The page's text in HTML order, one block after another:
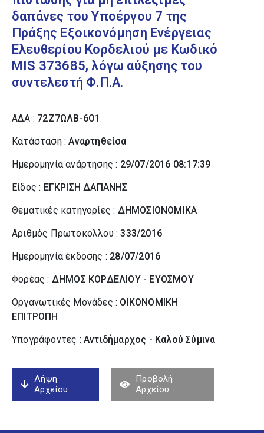
δαπάνες του Υποέργου 7 της
Πράξης Εξοικονόμηση Ενέργειας
Ελευθερίου Κορδελιού με Κωδικό
MIS 373685, λόγω αύξησης του
συντελεστή Φ.Π.Α.
ΑΔΑ : 72Ζ7ΩΛΒ-6Ο1
Κατάσταση :Αναρτηθείσα
Ημερομηνία ανάρτησης : 29/07/2016 08:17:39
Είδος : ΕΓΚΡΙΣΗ ΔΑΠΑΝΗΣ
Θεματικές κατηγορίες : ΔΗΜΟΣΙΟΝΟΜΙΚΑ
Αριθμός Πρωτοκόλλου :333/2016
Ημερομηνία έκδοσης : 28/07/2016
Φορέας : ΔΗΜΟΣ ΚΟΡΔΕΛΙΟΥ - ΕΥΟΣΜΟΥ
Οργανωτικές Μονάδες : ΟΙΚΟΝΟΜΙΚΗ
ΕΠΙΤΡΟΠΗ
Υπογράφοντες : Αντιδήμαρχος - Καλού Σύµινα
Λήψη
Αρχείου
Προβολή
Αρχείου